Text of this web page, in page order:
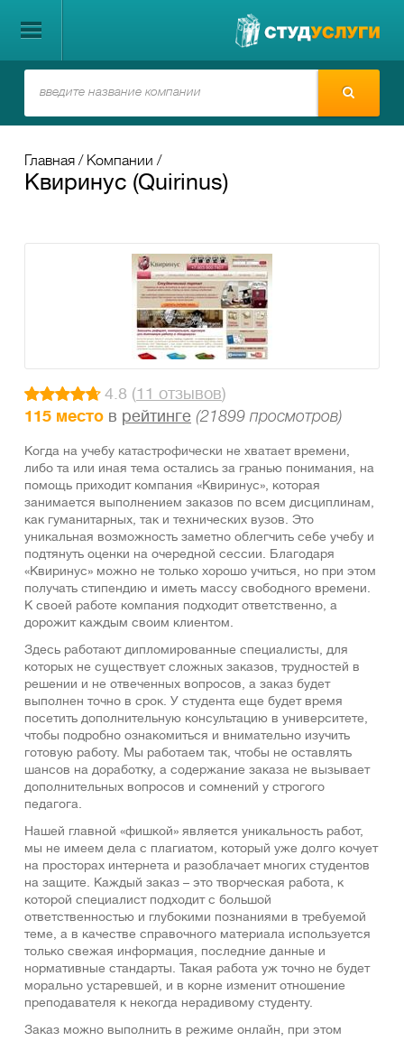
Главная Компании
Квиринус (Quirinus)
4.8 (11 отзывов)
115 место в рейтинге (21899 просмотров)
Когда на учебу катастрофически не хватает времени,
либо та или иная тема остались за гранью понимания, на
помощь приходит компания «Квиринус», которая
занимается выполнением заказов по всем дисциплинам,
как гуманитарных, так и технических вузов. Это
уникальная возможность заметно облегчить себе учебу и
подтянуть оценки на очередной сессии. Благодаря
«Квиринус» можно не только хорошо учиться, но при этом
получать стипендию и иметь массу свободного времени.
К своей работе компания подходит ответственно, а
дорожит каждым своим клиентом.
Здесь работают дипломированные специалисты, для
которых не существует сложных заказов, трудностей в
решении и не отвеченных вопросов, а заказ будет
выполнен точно в срок. У студента еще будет время
посетить дополнительную консультацию в университете,
чтобы подробно ознакомиться и внимательно изучить
готовую работу. Мы работаем так, чтобы не оставлять
шансов на доработку, а содержание заказа не вызывает
дополнительных вопросов и сомнений у строгого
педагога.
Нашей главной «фишкой» является уникальность работ,
мы не имеем дела с плагиатом, который уже долго кочует
на просторах интернета и разоблачает многих студентов
на защите. Каждый заказ – это творческая работа, к
которой специалист подходит с большой
ответственностью и глубокими познаниями в требуемой
теме, а в качестве справочного материала используется
только свежая информация, последние данные и
нормативные стандарты. Такая работа уж точно не будет
морально устаревшей, и в корне изменит отношение
преподавателя к некогда нерадивому студенту.
Заказ можно выполнить в режиме онлайн, при этом